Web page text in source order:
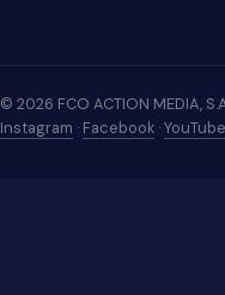
© 2026 FCO ACTION MEDIA,
Instagram · Facebook ·YouTube